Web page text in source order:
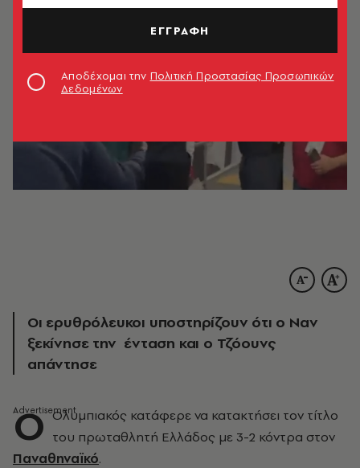
Οι ερυθρόλευκοι υποστηρίζουν ότι ο Ναν
ξεκίνησε την ένταση και ο Τζόουνς
απάντησε
Ο Ολυμπιακός κατάφερε να κατακτήσει τον τίτλο
του πρωταθλητή Ελλάδος με 3-2 κόντρα στον
Παναθηναϊκό.
ΕΓΓΡΑΦΗ
Αποδέχομαι την Πολιτική Προστασίας Προσωπικών
Δεδομένων